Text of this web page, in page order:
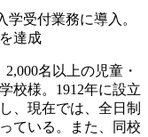
学受付業務に導入。
達成
名以上の児童・
校様。1912年に設立
、現在では、全日制
ている。また、同校